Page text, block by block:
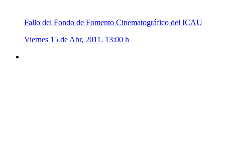
Fallo del Fondo de Fomento Cinematográfico del ICAU
Viernes 15 de Abr, 2011. 13:00 h